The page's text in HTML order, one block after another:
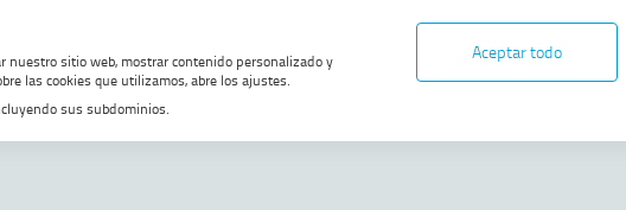
sitio web, mostrar contenido personalizado y
las cookies que utilizamos, abre los ajustes.
sus subdominios.
Aceptar todo
salida (Slot ATFM) para vuelo médico, humanitario y/o de traslado crítico de vacuna.